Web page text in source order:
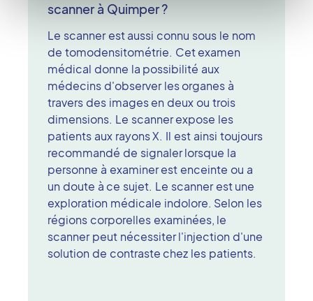
scanner à Quimper ?
Le scanner est aussi connu sous le nom
de tomodensitométrie. Cet examen
médical donne la possibilité aux
médecins d'observer les organes à
travers des images en deux ou trois
dimensions. Le scanner expose les
patients aux rayons X. Il est ainsi toujours
recommandé de signaler lorsque la
personne à examiner est enceinte ou a
un doute à ce sujet. Le scanner est une
exploration médicale indolore. Selon les
régions corporelles examinées, le
scanner peut nécessiter l'injection d'une
solution de contraste chez les patients.